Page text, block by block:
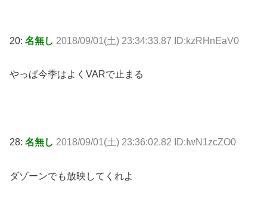
20: 名無し 2018/09/01(土) 23:34:33.87 ID:kzRHnEaV0
やっぱ今季はよくVARで止まる
28: 名無し 2018/09/01(土) 23:36:02.82 ID:IwN1zcZO0
ダゾーンでも放映してくれよ